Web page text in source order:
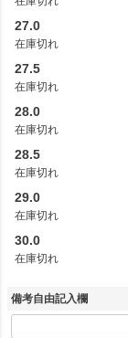
27.0
在庫切れ
27.5
在庫切れ
28.0
在庫切れ
28.5
在庫切れ
29.0
在庫切れ
30.0
在庫切れ
備考自由記入欄